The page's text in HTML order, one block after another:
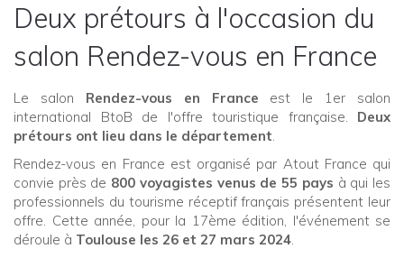
Deux prétours à l'occasion du
salon Rendez-vous en France
Le salon Rendez-vous en France est le 1er salon
international BtoB de l'offre touristique française. Deux
prétours ont lieu dans le département.
Rendez-vous en France est organisé par Atout France qui
convie près de 800 voyagistes venus de 55 pays à qui les
professionnels du tourisme réceptif français présentent leur
offre. Cette année, pour la 17ème édition, l'événement se
déroule à Toulouse les 26 et 27 mars 2024.